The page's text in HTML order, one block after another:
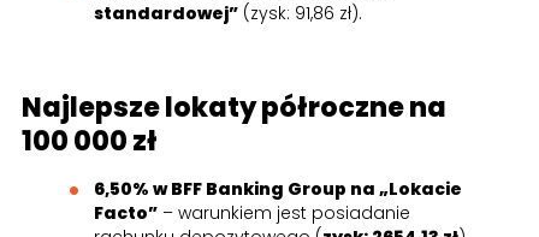
standardowej” (zysk: 91,86 zł).
Najlepsze lokaty półroczne na
100 000 zł
6,50% w BFF Banking Group na „Lokacie
Facto” – warunkiem jest posiadanie